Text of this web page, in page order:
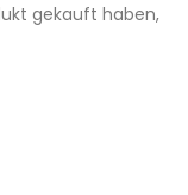
gekauft haben,